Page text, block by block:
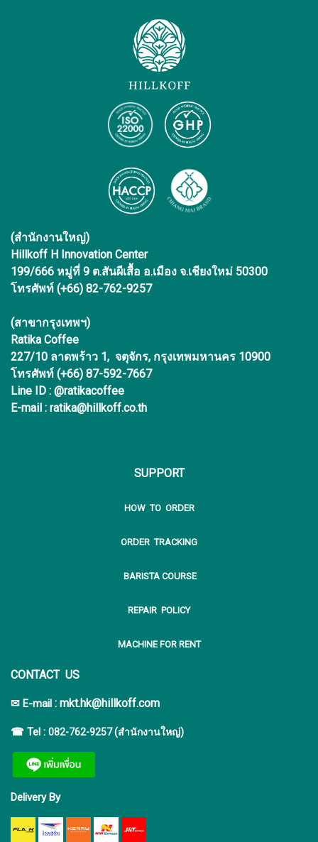
(สำนักงานใหญ่)
Hillkoff H Innovation Center
199/666 หมู่ที่ 9 ต.สันผีเสื้อ อ.เมือง จ.เชียงใหม่ 50300
โทรศัพท์ (+66) 82-762-9257
(สาขากรุงเทพฯ)
Ratika Coffee
227/10 ลาดพร้าว 1, จตุจักร, กรุงเทพมหานคร 10900
โทรศัพท์ (+66) 87-592-7667
Line ID : @ratikacoffee
E-mail : ratika@hillkoff.co.th
SUPPORT
HOW TO ORDER
ORDER TRACKING
BARISTA COURSE
REPAIR POLICY
MACHINE FOR RENT
CONTACT US
✉ E-mail : mkt.hk@hillkoff.com
☎ Tel : 082-762-9257 (สำนักงานใหญ่)
Delivery By